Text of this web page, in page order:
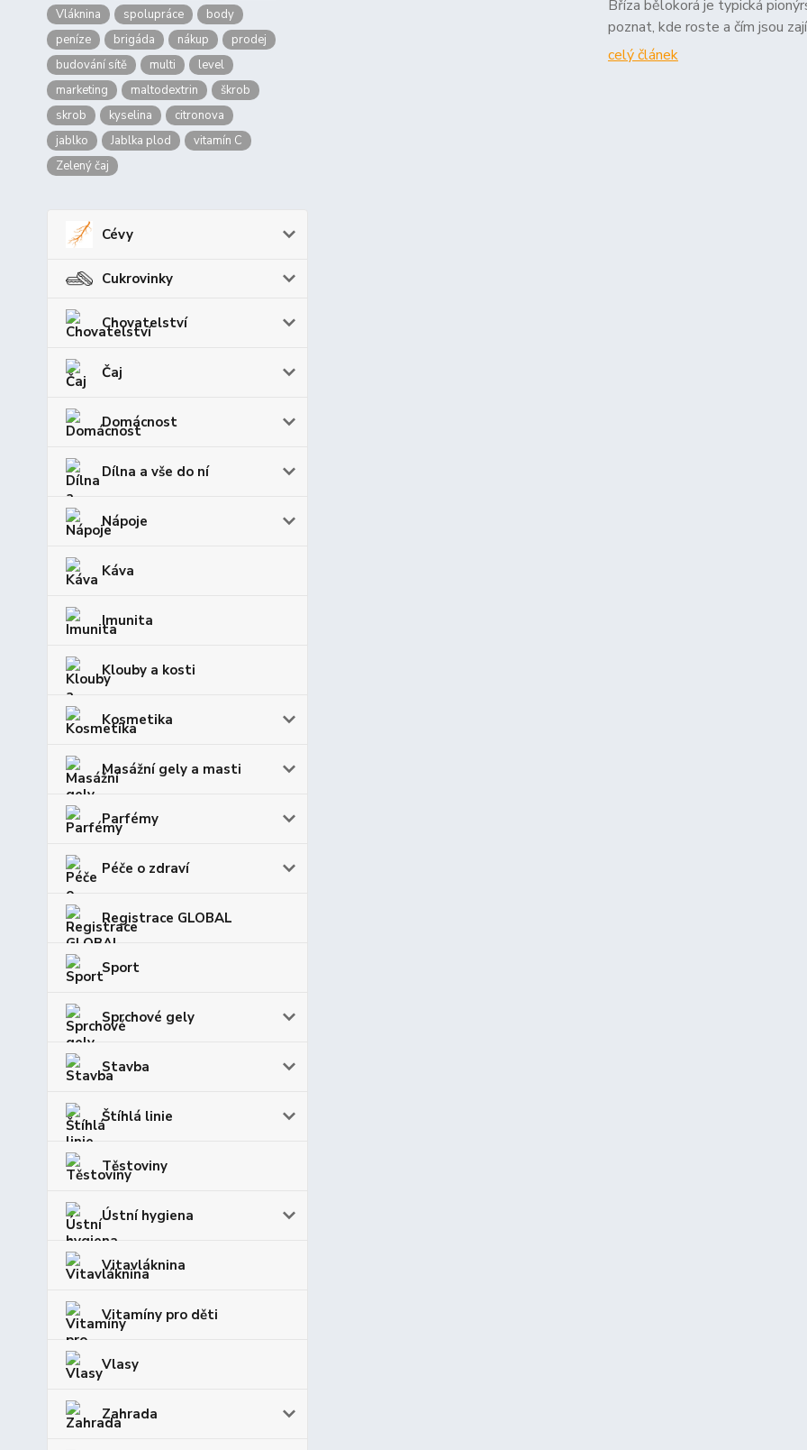
Vláknina
spolupráce
body
peníze
brigáda nákup
prodej
budování sítě
multi
level
marketing
maltodextrin
škrob
skrob
kyselina
citronova
jablko
Jablka plod
vitamín C
Zelený čaj
Cévy
Cukrovinky
Chovatelství
Čaj
Domácnost
Dílna a vše do ní
Nápoje
Káva
Imunita
Klouby a kosti
Kosmetika
Masážní gely a masti
Parfémy
Péče o zdraví
Registrace GLOBAL
Sport
Sprchové gely
Stavba
Štíhlá linie
Těstoviny
Ústní hygiena
Vitavláknina
Vitamíny pro děti
Vlasy
Zahrada
Bříza bělokorá je typická
poznat, kde roste a čím jsou
celý článek